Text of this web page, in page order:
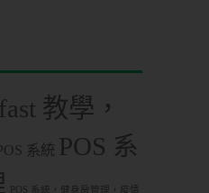
教學，
系統 POS 系
POS 系統，健身房管理，疫情